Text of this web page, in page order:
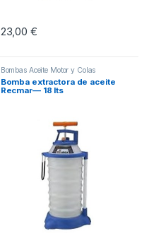
23,00 €
Bombas Aceite Motor y Colas
Bomba extractora de aceite
Recmar— 18 lts